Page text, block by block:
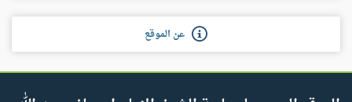
عن الموقع